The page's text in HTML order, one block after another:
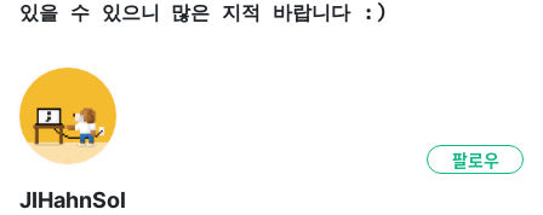
있을 수 있으니 많은 지적 바랍니다 :)
JIHahnSol
팔로우